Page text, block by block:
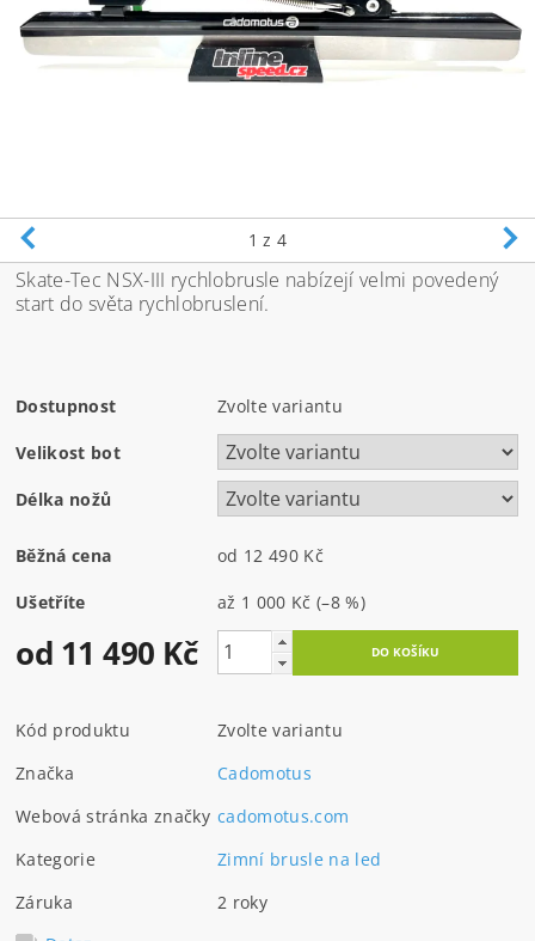
1 z 4
Skate-Tec NSX-III rychlobrusle nabízejí velmi povedený
start do světa rychlobruslení.
Dostupnost Zvolte variantu
Velikost bot
Délka nožů
Běžná cena od 12 490 Kč
Ušetříte až 1 000 Kč (–8 %)
od 11 490 Kč
Kód produktu
Zvolte variantu
Značka
Cadomotus
Webová stránka značky cadomotus.com
Kategorie
Zimní brusle na led
Záruka
2 roky